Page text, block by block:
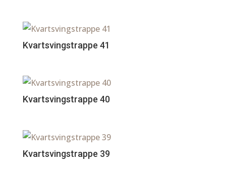
Kvartsvingstrappe 41
Kvartsvingstrappe 40
Kvartsvingstrappe 39